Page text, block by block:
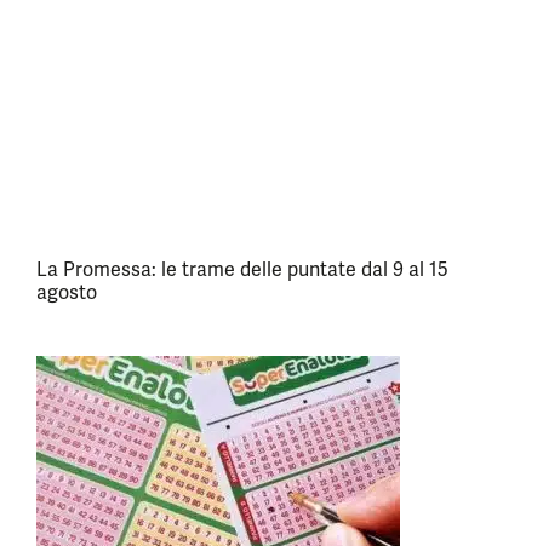
La Promessa: le trame delle puntate dal 9 al 15
agosto